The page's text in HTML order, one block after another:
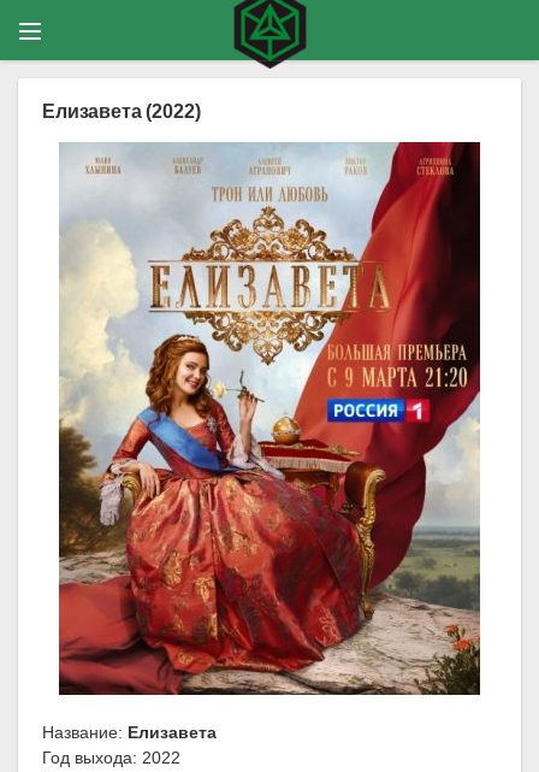
Елизавета (2022)
Название: Елизавета
Год выхода: 2022